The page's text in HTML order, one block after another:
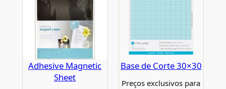
Adhesive Magnetic
Sheet
Base de Corte 30×30
Preços exclusivos para